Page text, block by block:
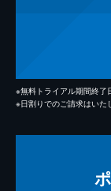
※無料トライアル期間終了
※日割りでのご請求はいた